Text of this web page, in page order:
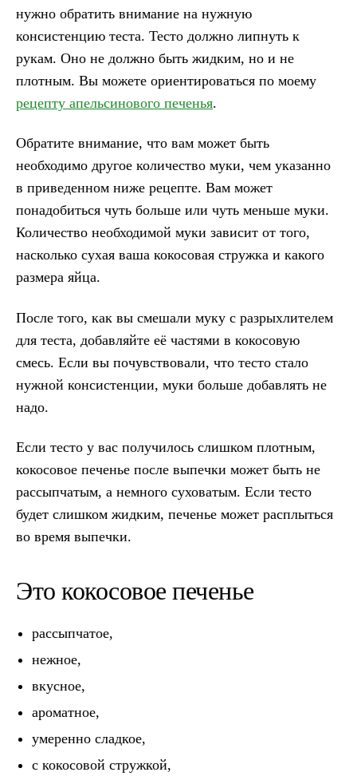
нужно обратить внимание на нужную
консистенцию теста. Тесто должно липнуть к
рукам. Оно не должно быть жидким, но и не
плотным. Вы можете ориентироваться по моему
рецепту апельсинового печенья.
Обратите внимание, что вам может быть
необходимо другое количество муки, чем указанно
в приведенном ниже рецепте. Вам может
понадобиться чуть больше или чуть меньше муки.
Количество необходимой муки зависит от того,
насколько сухая ваша кокосовая стружка и какого
размера яйца.
После того, как вы смешали муку с разрыхлителем
для теста, добавляйте её частями в кокосовую
смесь. Если вы почувствовали, что тесто стало
нужной консистенции, муки больше добавлять не
надо.
Если тесто у вас получилось слишком плотным,
кокосовое печенье после выпечки может быть не
рассыпчатым, а немного суховатым. Если тесто
будет слишком жидким, печенье может расплыться
во время выпечки.
Это кокосовое печенье
рассыпчатое,
нежное,
вкусное,
ароматное,
умеренно сладкое,
с кокосовой стружкой,